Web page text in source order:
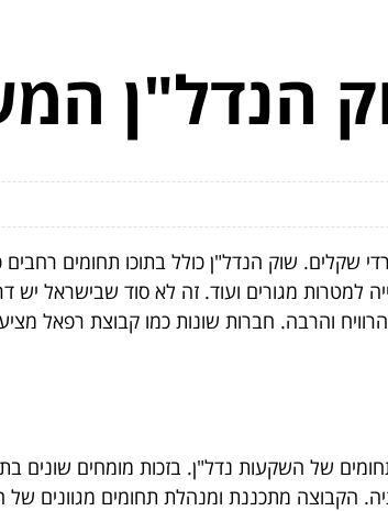
הנדל"ן
שוק הנדל"ן כולל בתוכו תחומים
למטרות מגורים ועוד. זה לא סוד שבישראל
והרבה. חברות שונות כמו קבוצת רפאל
של השקעות נדל"ן. בזכות מומחים שונים
הקבוצה מתכננת ומנהלת תחומים מגוונים